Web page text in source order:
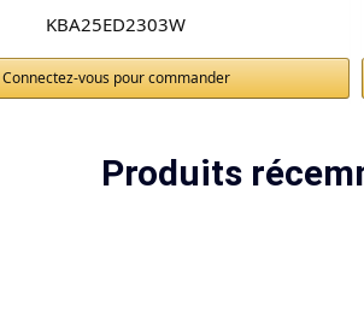
KBA25ED2303W
Connectez-vous pour commander
Produits